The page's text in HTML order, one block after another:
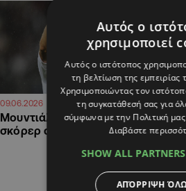
09.06.2026
Μουντιάλ: Οι πρώτοι
σκόρερ στην ιστορία
για
Αυτός ο
χρησιμοποιεί
Αυτός ο ιστότοπος
τη βελτίωση της
Χρησιμοποιώντας τον
τη συγκατάθεσή σας για
σύμφωνα με την Πολιτική
Διαβάστε
SHOW ALL PARTNERS
ΑΠΌΡΡΙΨΗ